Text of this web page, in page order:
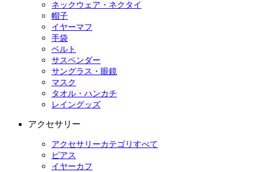
ネックウェア・ネクタイ
帽子
イヤーマフ
手袋
ベルト
サスペンダー
サングラス・眼鏡
マスク
タオル・ハンカチ
レイングッズ
アクセサリー
アクセサリーカテゴリすべて
ピアス
イヤーカフ